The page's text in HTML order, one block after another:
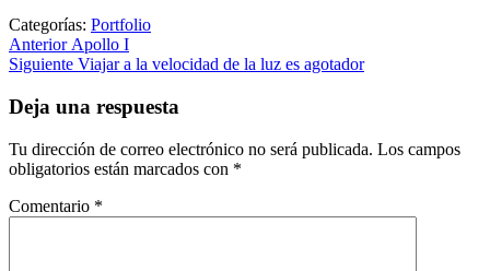
Categorías: Portfolio
Navegación
de
entradas
Anterior Entrada
anterior:
Apollo I
Siguiente Entrada
Viajar a la velocidad de la luz es agotador
Deja una respuesta
Tu dirección de correo electrónico no será publicada. Los campos
obligatorios están marcados con *
Comentario *